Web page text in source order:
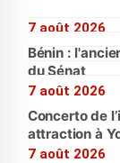
7 août 2026
Bénin :
du Sénat
7 août 2026
Concerto de
attraction à
7 août 2026